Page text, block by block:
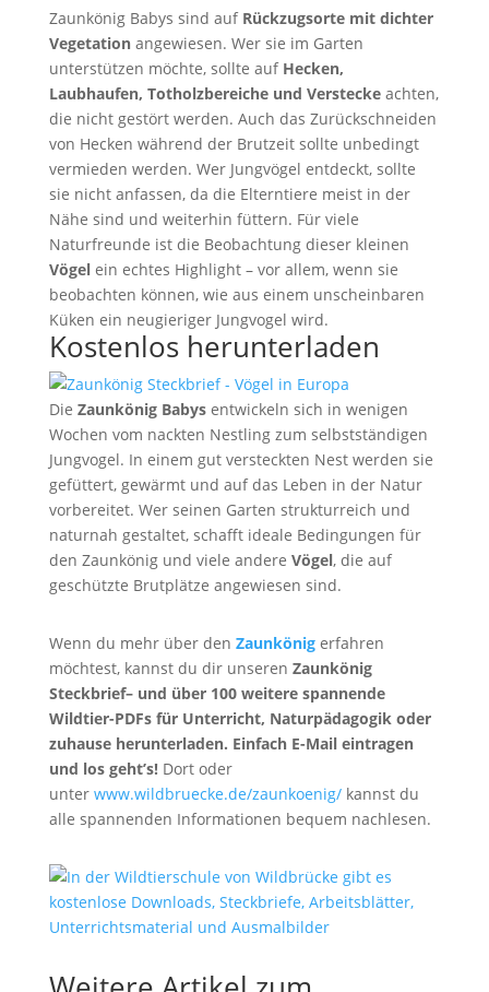
Zaunkönig Babys sind auf Rückzugsorte mit dichter
Vegetationangewiesen. Wer sie im Garten
unterstützen möchte, sollte auf Hecken,
Laubhaufen, Totholzbereiche und Versteckeachten,
die nicht gestört werden. Auch das Zurückschneiden
von Hecken während der Brutzeit sollte unbedingt
vermieden werden. Wer Jungvögel entdeckt, sollte
sie nicht anfassen, da die Elterntiere meist in der
Nähe sind und weiterhin füttern. Für viele
Naturfreunde ist die Beobachtung dieser kleinen
Vögelein echtes Highlight – vor allem, wenn sie
beobachten können, wie aus einem unscheinbaren
Küken ein neugieriger Jungvogel wird.
Kostenlos herunterladen
Die Zaunkönig Babysentwickeln sich in wenigen
Wochen vom nackten Nestling zum selbstständigen
Jungvogel. In einem gut versteckten Nest werden sie
gefüttert, gewärmt und auf das Leben in der Natur
vorbereitet. Wer seinen Garten strukturreich und
naturnah gestaltet, schafft ideale Bedingungen für
den Zaunkönig und viele andere Vögel, die auf
geschützte Brutplätze angewiesen sind.
Wenn du mehr über den Zaunkönig erfahren
möchtest, kannst du dir unseren Zaunkönig
Steckbrief– und über 100 weitere spannende
Wildtier-PDFs für Unterricht, Naturpädagogik oder
zuhause herunterladen. Einfach E-Mail eintragen
und los geht’s!Dort oder
unter www.wildbruecke.de/zaunkoenig/kannst du
alle spannenden Informationen bequem nachlesen.